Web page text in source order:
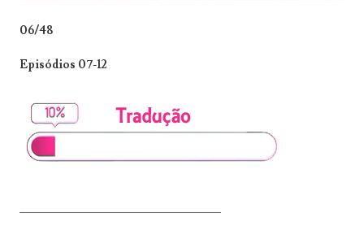
06/48
Episódios 07-12
_______________________________